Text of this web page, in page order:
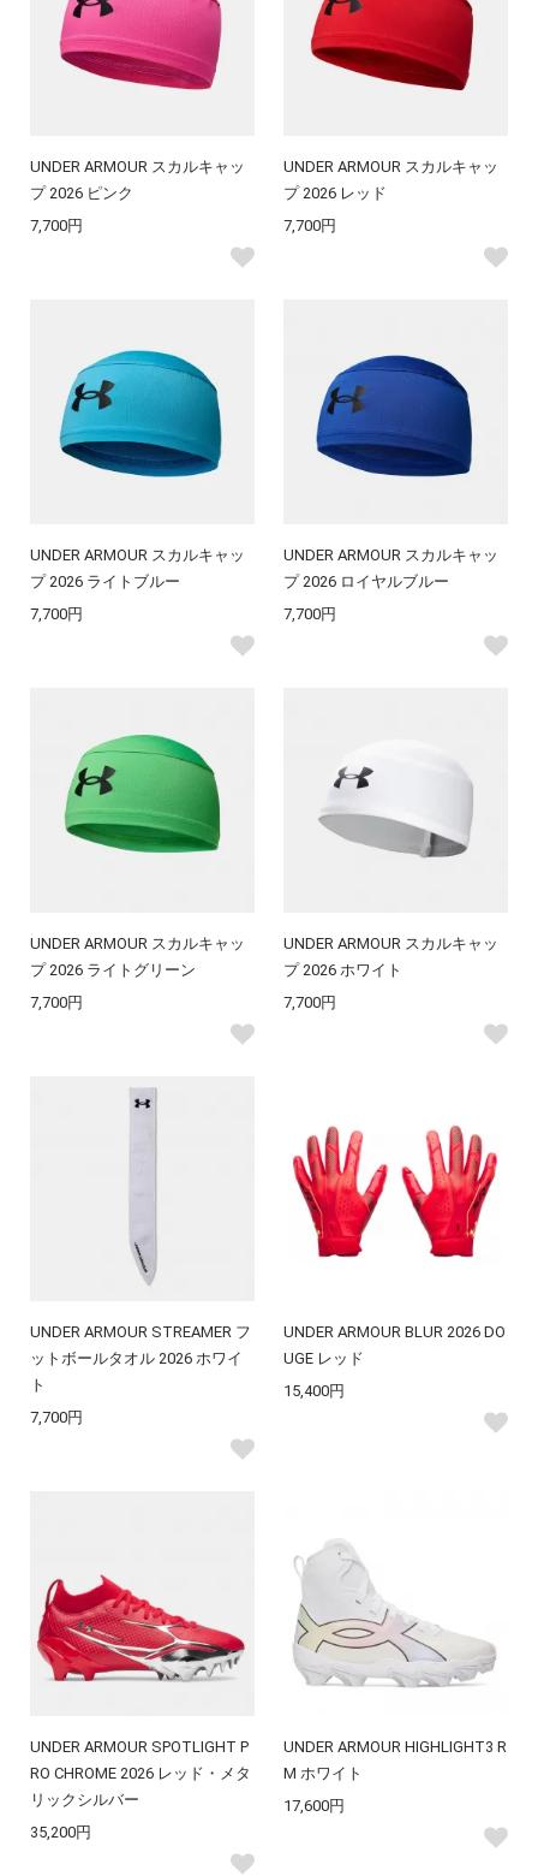
UNDER ARMOUR スカルキャッ
プ 2026 ピンク
7,700円
UNDER ARMOUR スカルキャッ
プ 2026 レッド
7,700円
UNDER ARMOUR スカルキャッ
プ 2026 ライトブルー
7,700円
UNDER ARMOUR スカルキャッ
プ 2026 ロイヤルブルー
7,700円
UNDER ARMOUR スカルキャッ
プ 2026 ライトグリーン
7,700円
UNDER ARMOUR スカルキャッ
プ 2026 ホワイト
7,700円
UNDER ARMOUR STREAMER フ
ットボールタオル 2026 ホワイ
ト
7,700円
UNDER ARMOUR BLUR 2026 DO
UGE レッド
15,400円
UNDER ARMOUR SPOTLIGHT P
RO CHROME 2026 レッド・メタ
リックシルバー
35,200円
UNDER ARMOUR HIGHLIGHT3 R
M ホワイト
17,600円